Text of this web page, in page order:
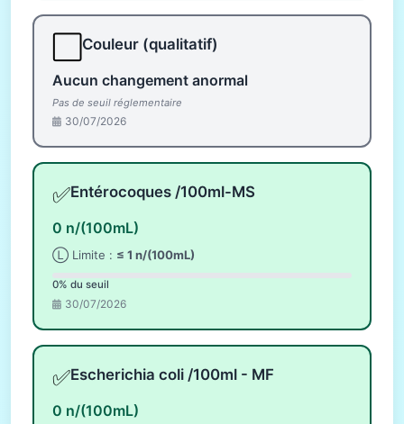
Couleur (qualitatif)
Aucun changement anormal
Pas de seuil réglementaire
30/07/2026
✅Entérocoques /100ml-MS
0 n/(100mL)
Ⓛ Limite : ≤ 1 n/(100mL)
0% du seuil
30/07/2026
✅Escherichia coli /100ml - MF
0 n/(100mL)